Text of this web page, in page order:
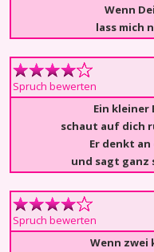
Wenn
lass mich
Spruch bewerten
Ein kleiner
schaut auf dich
Er denkt
und sagt ganz
Spruch bewerten
Wenn zwei